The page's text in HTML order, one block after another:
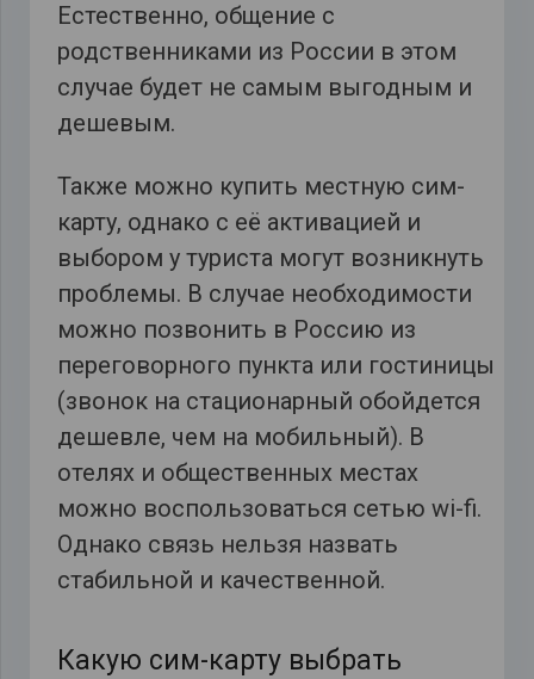
Естественно, общение с
родственниками из России в этом
случае будет не самым выгодным и
дешевым.
Также можно купить местную сим-
карту, однако с её активацией и
выбором у туриста могут возникнуть
проблемы. В случае необходимости
можно позвонить в Россию из
переговорного пункта или гостиницы
(звонок на стационарный обойдется
дешевле, чем на мобильный). В
отелях и общественных местах
можно воспользоваться сетью wi-fi.
Однако связь нельзя назвать
стабильной и качественной.
Какую сим-карту выбрать